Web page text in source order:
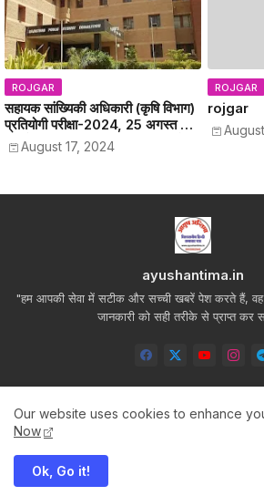
ROJGAR
सहायक सांख्यिकी अधिकारी (कृषि विभाग)
प्रतियोगी परीक्षा-2024, 25 अगस्त को
अजमेर व जयपुर जिला मुख्यालय पर होगा
परीक्षा का आयोजन, 22 अगस्त को
August 17, 2024
ROJGAR
rojgar
ayushantima.in
"हम आपकी सेवा में सटीक और सच्ची खबरें पेश करते हैं, वह
जानकारी को सही तरीके से प्राप्त
Our website uses cookies to enhance
Now
Ok, Go it!